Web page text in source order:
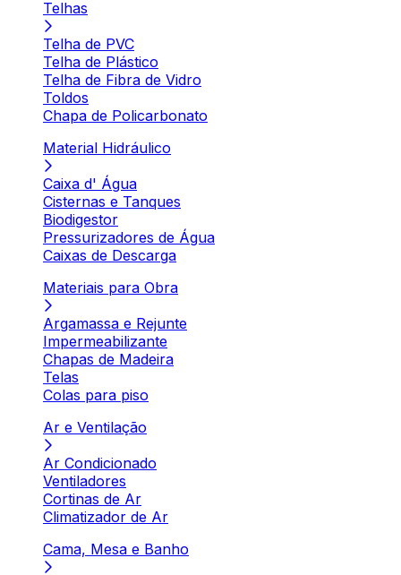
Telhas
Telha de PVC
Telha de Plástico
Telha de Fibra de Vidro
Toldos
Chapa de Policarbonato
Material Hidráulico
Caixa d' Água
Cisternas e Tanques
Biodigestor
Pressurizadores de Água
Caixas de Descarga
Materiais para Obra
Argamassa e Rejunte
Impermeabilizante
Chapas de Madeira
Telas
Colas para piso
Ar e Ventilação
Ar Condicionado
Ventiladores
Cortinas de Ar
Climatizador de Ar
Cama, Mesa e Banho